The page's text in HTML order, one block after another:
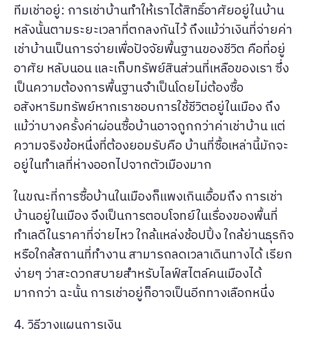
ทีมเช่าอยู่: การเช่าบ้านทำให้เราได้สิทธิ์อาศัยอยู่ในบ้าน
หลังนั้นตามระยะเวลาที่ตกลงกันไว้ ถึงแม้ว่าเงินที่จ่ายค่า
เช่าบ้านเป็นการจ่ายเพื่อปัจจัยพื้นฐานของชีวิต คือที่อยู่
อาศัย หลับนอน และเก็บทรัพย์สินส่วนที่เหลือของเรา ซึ่ง
เป็นความต้องการพื้นฐานจำเป็นโดยไม่ต้องซื้อ
อสังหาริมทรัพย์หากเราชอบการใช้ชีวิตอยู่ในเมือง ถึง
แม้ว่าบางครั้งค่าผ่อนซื้อบ้านอาจถูกกว่าค่าเช่าบ้าน แต่
ความจริงข้อหนึ่งที่ต้องยอมรับคือ บ้านที่ซื้อเหล่านี้มักจะ
อยู่ในทำเลที่ห่างออกไปจากตัวเมืองมาก
ในขณะที่การซื้อบ้านในเมืองก็แพงเกินเอื้อมถึง การเช่า
บ้านอยู่ในเมือง จึงเป็นการตอบโจทย์ในเรื่องของพื้นที่
ทำเลดีในราคาที่จ่ายไหว ใกล้แหล่งช้อปปิ้ง ใกล้ย่านธุรกิจ
หรือใกล้สถานที่ทำงาน สามารถลดเวลาเดินทางได้ เรียก
ง่ายๆ ว่าสะดวกสบายสำหรับไลฟ์สไตล์คนเมืองได้
มากกว่า ฉะนั้น การเช่าอยู่ก็อาจเป็นอีกทางเลือกหนึ่ง
4. วิธีวางแผนการเงิน